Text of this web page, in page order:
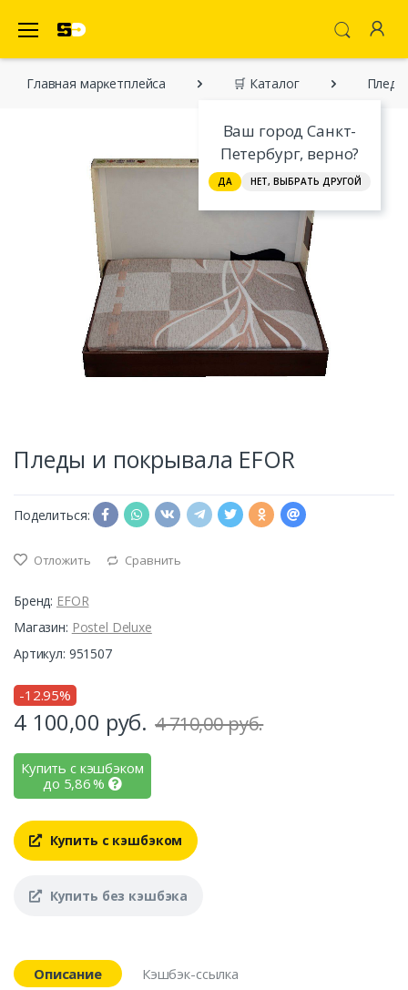
Ваш город Санкт-
Петербург, верно?
ДА НЕТ, ВЫБРАТЬ ДРУГОЙ
Главная марĸетплейса 🛒 Каталог Пледы
Пледы и покрывала EFOR
Поделиться:
Отложить Сравнить
Бренд: EFOR
Магазин: Postel Deluxe
Артикул: 951507
-12.95%
4 100,00 руб. 4 710,00 руб.
Купить с кэшбэком
до 5,86%
Купить с кэшбэком
Купить без кэшбэка
Описание
Кэшбэк-ссылка